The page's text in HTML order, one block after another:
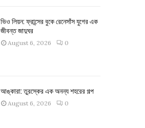
ভিও লিয়ন: ফ্রান্সের বুকে রেনেসাঁস যুগের এক
জীবন্ত জাদুঘর
August 6, 2026 0
আঙ্কারা: তুরস্কের এক অনন্য শহরের গল্প
August 6, 2026 0